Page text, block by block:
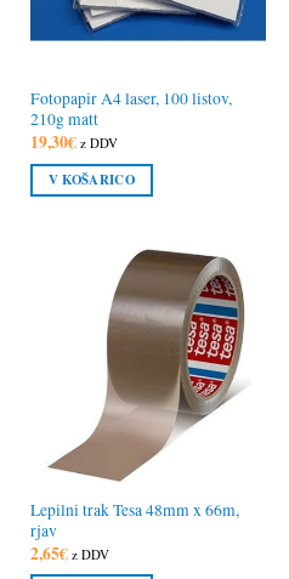
Fotopapir A4 laser, 100 listov,
210g matt
19,30€ z DDV
V KOŠARICO
Lepilni trak Tesa 48mm x 66m,
rjav
2,65€ z DDV